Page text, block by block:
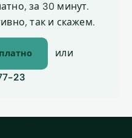
за 30 минут.
так и скажем.
или
23